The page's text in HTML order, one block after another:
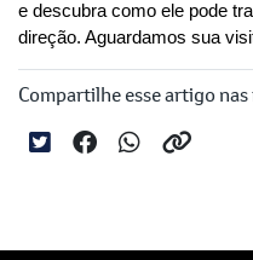
e descubra como ele pode
direção. Aguardamos sua
Compartilhe esse artigo nas